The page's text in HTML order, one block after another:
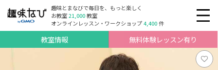
趣味とまなびで毎日を、もっと楽しく
お教室21,000教室
オンラインレッスン・ワークショップ4,400件
教室情報 無料体験レッスン有り